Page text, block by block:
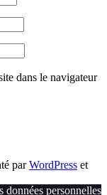
dans le navigateur
parWordPress et
données personnelles